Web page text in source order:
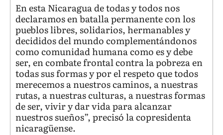
En esta Nicaragua de todas y todos nos
declaramos en batalla permanente con los
pueblos libres, solidarios, hermanables y
decididos del mundo complementándonos
como comunidad humana como es y debe
ser, en combate frontal contra la pobreza en
todas sus formas y por el respeto que todos
merecemos a nuestros caminos, a nuestras
rutas, a nuestras culturas, a nuestras formas
de ser, vivir y dar vida para alcanzar
nuestros sueños”, precisó la copresidenta
nicaragüense.